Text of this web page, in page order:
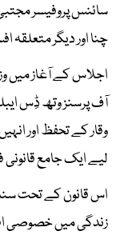
سائنس پروفیسر
چنا اور دیگر
اجلاس کے آغاز میں
وقار کے تحفظ اور
لیے ایک جامع قانونی
اس قانون کے تحت
زندگی میں خصوصی